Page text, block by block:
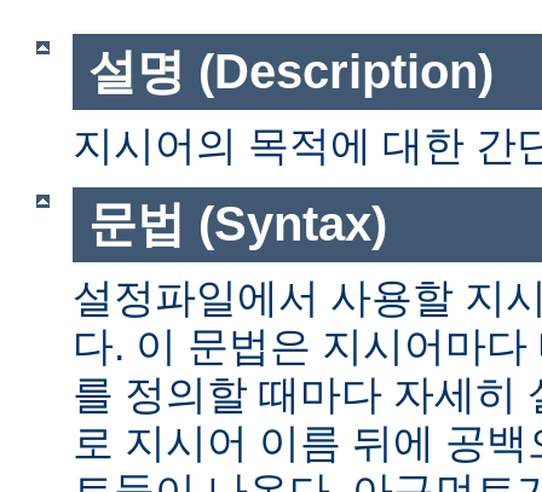
설명 (Description)
지시어의 목적에 대한 간
문법 (Syntax)
설정파일에서 사용할 지
다. 이 문법은 지시어마
를 정의할 때마다 자세히
로 지시어 이름 뒤에 공